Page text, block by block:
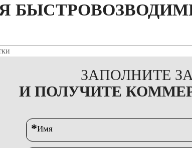
ЗАПОЛНИТЕ
И ПОЛУЧИТЕ
*Имя